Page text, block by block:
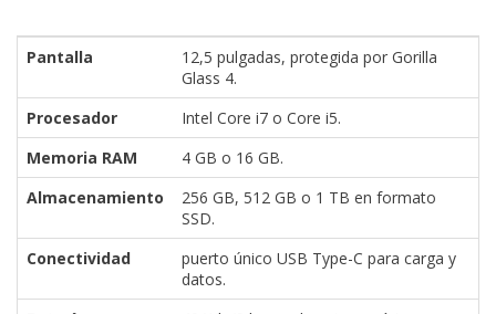
privacidad
/
Aviso
Legal
El medio de
comunicación
encontrarás
todas las
Pantalla
12,5 pulgadas, protegida por Gorilla
Glass 4.
Procesador
Intel Core i7 o Core i5.
Memoria RAM
4 GB o 16 GB.
Almacenamiento
256 GB, 512 GB o 1 TB en formato
SSD.
Conectividad
puerto único USB Type-C para carga y
datos.